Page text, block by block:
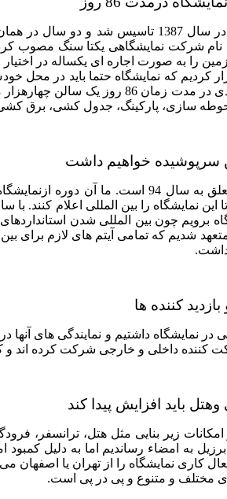
شرکت نمایشگاهی یکتا سنگ در سال
را به صورت اجاره ای یکساله در
پارکینگ، جدول کشی، برق کشی و روشنایی؛
سرپوشیده خواهیم داشت
این نمایشگاه را بین المللی اعلام کنند.
برویم چون بین المللی شدن
شدیم که تمامی آیتم های لازم برای
کننده ها
باید افزایش پیدا کند
زیر بنایی مثل هتل، ترانسفر،
به امضاء رساندیم اما به دلیل
مختلف و متنوع و پی در پی است.